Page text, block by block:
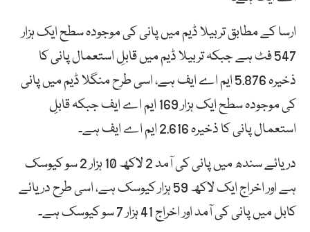
ارسا کے مطابق تربیلا ڈیم میں پانی کی موجودہ سطح ایک ہزار
547 فٹ ہے جبکہ تربیلا ڈیم میں قابلِ استعمال پانی کا
ذخیرہ 5.876 ایم اے ایف ہے، اسی طرح منگلا ڈیم میں پانی
کی موجودہ سطح ایک ہزار 169 ایم اے ایف جبکہ قابلِ
استعمال پانی کا ذخیرہ 2.616 ایم اے ایف ہے۔
دریائے سندھ میں پانی کی آمد 2 لاکھ 10 ہزار 2 سو کیوسک
ہے اور اخراج ایک لاکھ 59 ہزار کیوسک ہے، اسی طرح دریائے
کابل میں پانی کی آمد اور اخراج 41 ہزار 7 سو کیوسک ہے۔